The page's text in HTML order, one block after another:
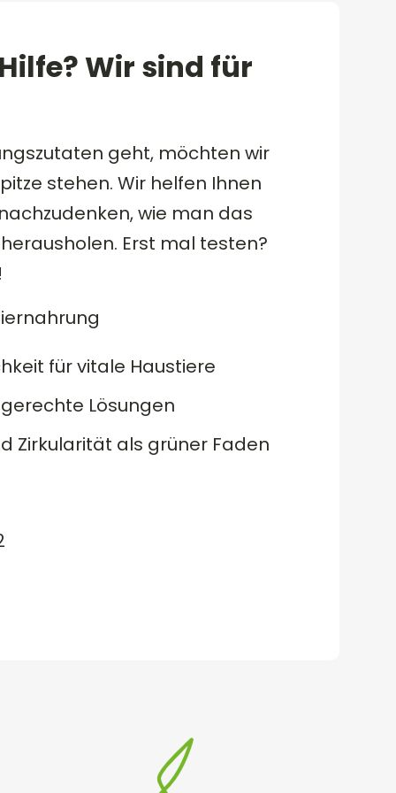
Wir sind für
geht, möchten wir
stehen. Wir helfen Ihnen
wie man das
Erst mal testen?
für vitale Haustiere
Lösungen
Zirkularität als grüner Faden